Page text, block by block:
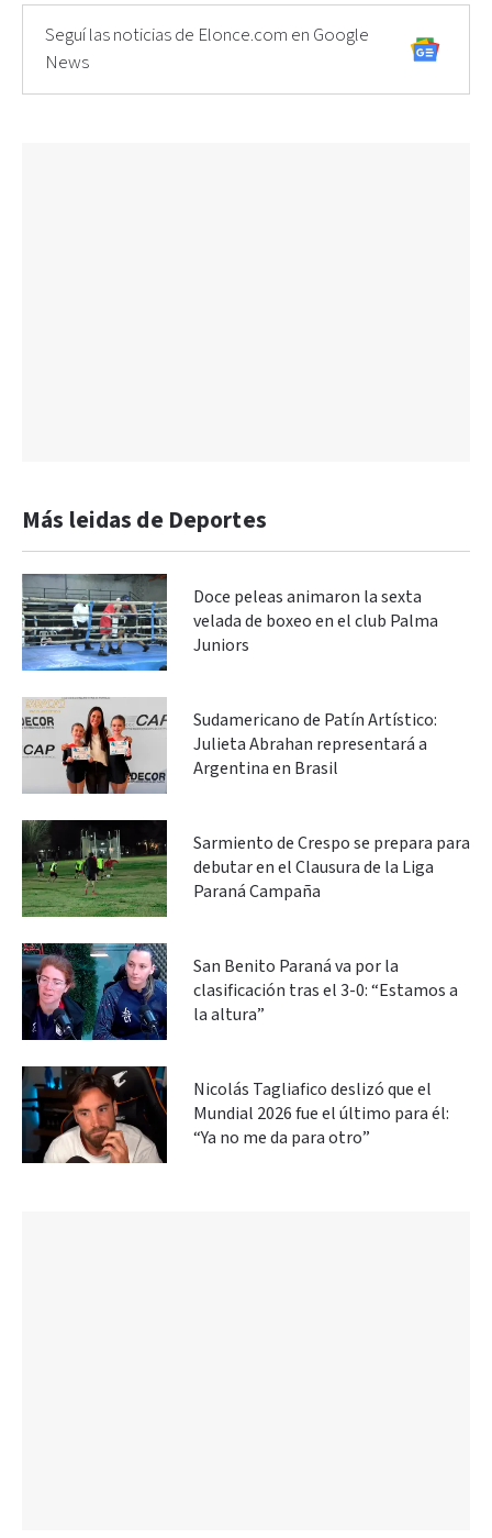
Seguí las noticias de Elonce.com en Google
News
Más leidas de Deportes
Doce peleas animaron la sexta
velada de boxeo en el club Palma
Juniors
Sudamericano de Patín Artístico:
Julieta Abrahan representará a
Argentina en Brasil
Sarmiento de Crespo se prepara para
debutar en el Clausura de la Liga
Paraná Campaña
San Benito Paraná va por la
clasificación tras el 3-0: “Estamos a
la altura”
Nicolás Tagliafico deslizó que el
Mundial 2026 fue el último para él:
“Ya no me da para otro”